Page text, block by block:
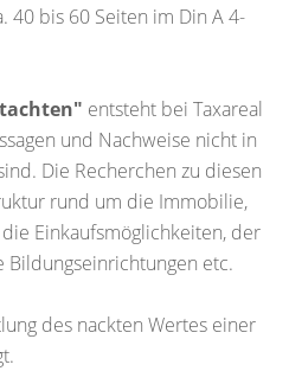
40 bis 60 Seiten im Din A 4-
entsteht bei Taxareal
und Nachweise nicht in
Die Recherchen zu diesen
rund um die Immobilie,
Einkaufsmöglichkeiten, der
etc.
des nackten Wertes einer